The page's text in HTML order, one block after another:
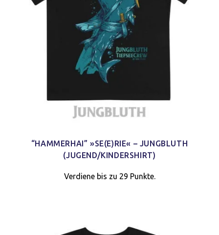
“HAMMERHAI” »SE(E)RIE« – JUNGBLUTH
(JUGEND/KINDERSHIRT)
Verdiene bis zu 29 Punkte.